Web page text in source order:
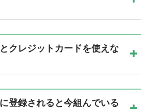
クレジットカードを使えな
登録されると今組んでいる